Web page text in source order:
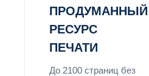
ПРОДУМАННЫЙ
РЕСУРС
ПЕЧАТИ
До 2100 страниц без